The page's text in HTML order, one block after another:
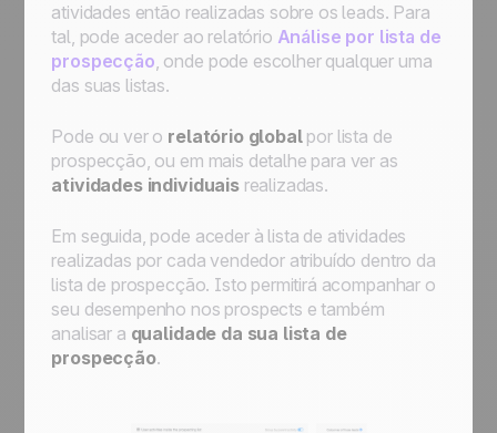
atividades então realizadas sobre os leads. Para
tal, pode aceder ao relatório Análise por lista de
prospecção , onde pode escolher qualquer uma
das suas listas.
Pode ou ver o relatório globalpor lista de
prospecção, ou em mais detalhe para ver as
atividades individuaisrealizadas.
Em seguida, pode aceder à lista de atividades
realizadas por cada vendedor atribuído dentro da
lista de prospecção. Isto permitirá acompanhar o
seu desempenho nos prospects e também
analisar a qualidade da sua lista de
prospecção.